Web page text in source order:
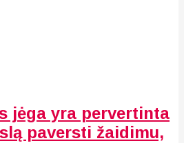
jėga yra pervertinta
paversti žaidimu,